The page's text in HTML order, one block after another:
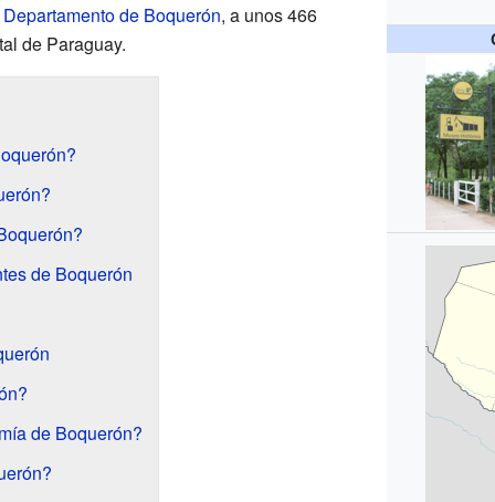
Departamento de Boquerón, a unos 466
de Paraguay.
de Boquerón
de Boquerón?